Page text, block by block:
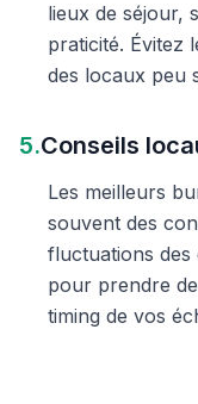
lieux de séjour,
praticité. Évitez
des locaux peu
5.Conseils
Les meilleurs
souvent des
fluctuations des
pour prendre
timing de vos